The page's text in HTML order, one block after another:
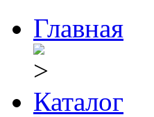
Главная
Каталог